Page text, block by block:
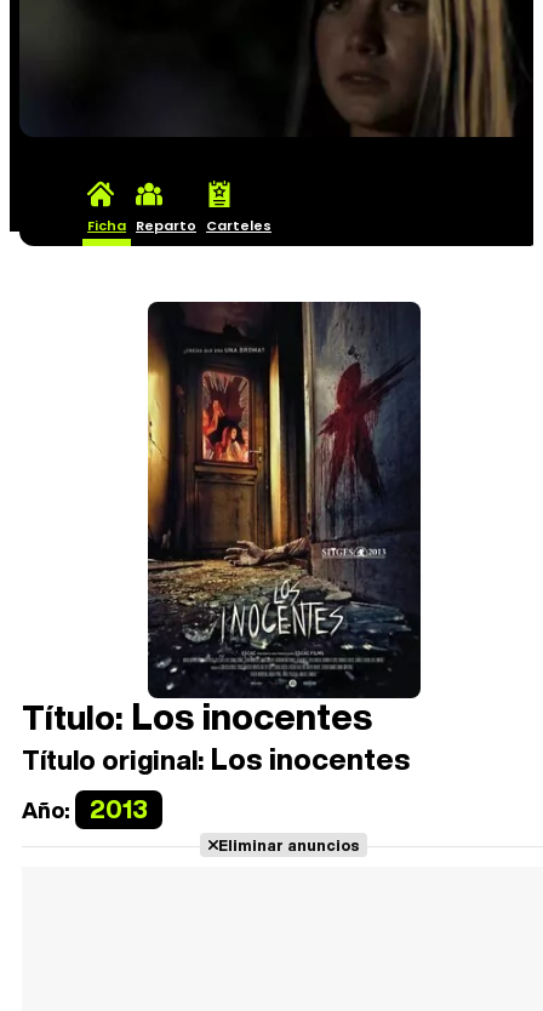
Ficha Reparto Carteles
Título: Los inocentes
Título original: Los inocentes
Año: 2013
Eliminar anuncios